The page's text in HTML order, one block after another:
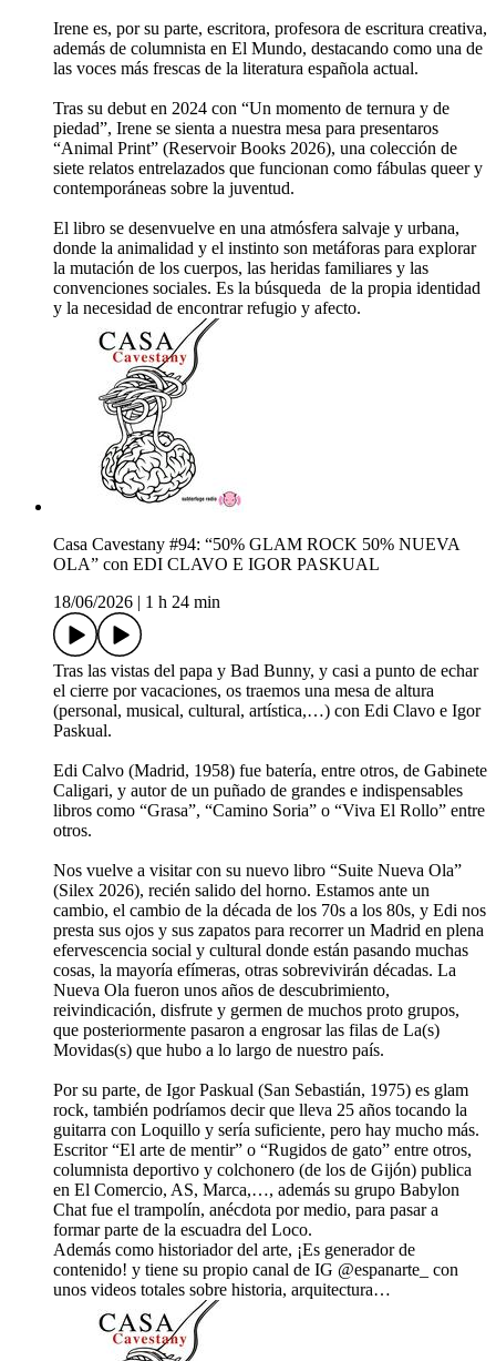
Irene es, por su parte, escritora, profesora de escritura creativa,
además de columnista en El Mundo, destacando como una de
las voces más frescas de la literatura española actual.
Tras su debut en 2024 con “Un momento de ternura y de
piedad”, Irene se sienta a nuestra mesa para presentaros
“Animal Print” (Reservoir Books 2026), una colección de
siete relatos entrelazados que funcionan como fábulas queer y
contemporáneas sobre la juventud.
El libro se desenvuelve en una atmósfera salvaje y urbana,
donde la animalidad y el instinto son metáforas para explorar
la mutación de los cuerpos, las heridas familiares y las
convenciones sociales. Es la búsqueda de la propia identidad
y la necesidad de encontrar refugio y afecto.
Casa Cavestany #94: “50% GLAM ROCK 50% NUEVA
OLA” con EDI CLAVO E IGOR PASKUAL
18/06/2026
1 h 24 min
Tras las vistas del papa y Bad Bunny, y casi a punto de echar
el cierre por vacaciones, os traemos una mesa de altura
(personal, musical, cultural, artística,…) con Edi Clavo e Igor
Paskual.
Edi Calvo (Madrid, 1958) fue batería, entre otros, de Gabinete
Caligari, y autor de un puñado de grandes e indispensables
libros como “Grasa”, “Camino Soria” o “Viva El Rollo” entre
otros.
Nos vuelve a visitar con su nuevo libro “Suite Nueva Ola”
(Silex 2026), recién salido del horno. Estamos ante un
cambio, el cambio de la década de los 70s a los 80s, y Edi nos
presta sus ojos y sus zapatos para recorrer un Madrid en plena
efervescencia social y cultural donde están pasando muchas
cosas, la mayoría efímeras, otras sobrevivirán décadas. La
Nueva Ola fueron unos años de descubrimiento,
reivindicación, disfrute y germen de muchos proto grupos,
que posteriormente pasaron a engrosar las filas de La(s)
Movidas(s) que hubo a lo largo de nuestro país.
Por su parte, de Igor Paskual (San Sebastián, 1975) es glam
rock, también podríamos decir que lleva 25 años tocando la
guitarra con Loquillo y sería suficiente, pero hay mucho más.
Escritor “El arte de mentir” o “Rugidos de gato” entre otros,
columnista deportivo y colchonero (de los de Gijón) publica
en El Comercio, AS, Marca,…, además su grupo Babylon
Chat fue el trampolín, anécdota por medio, para pasar a
formar parte de la escuadra del Loco.
Además como historiador del arte, ¡Es generador de
contenido! y tiene su propio canal de IG @espanarte_ con
unos videos totales sobre historia, arquitectura…